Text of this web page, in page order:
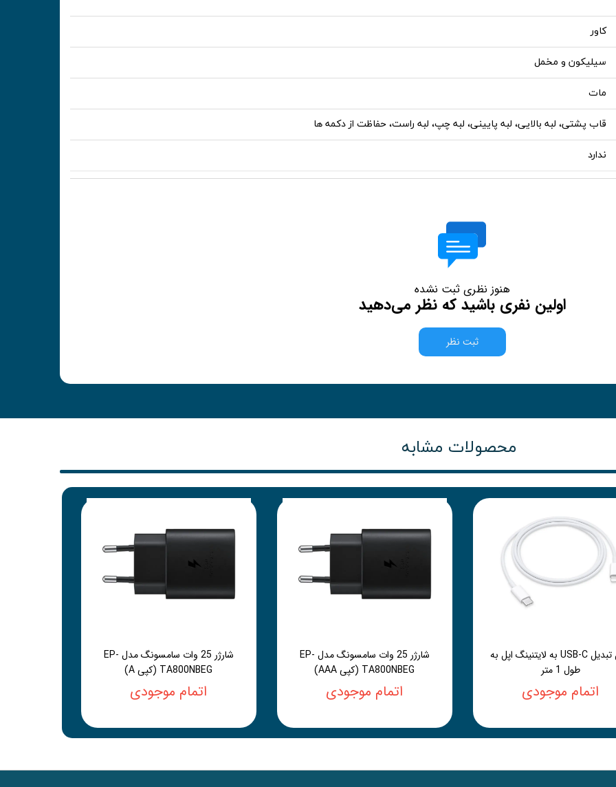
کاور
سیلیکون و مخمل
مات
قاب پشتی، لبه بالایی، لبه پایینی، لبه چپ، لبه راست، حفاظت از دکمه ها
ندارد
هنوز نظری ثبت نشده
اولین نفری باشید که نظر می‌دهید
ثبت نظر
محصولات مشابه
کابل تبدیل USB-C به لایتنینگ اپل به
طول 1 متر
اتمام موجودی
شارژر 25 وات سامسونگ مدل EP-
TA800NBEG (کپی AAA)
اتمام موجودی
شارژر 25 وات سامسونگ مدل EP-
TA800NBEG (کپی A)
اتمام موجودی